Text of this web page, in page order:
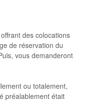
des colocations
de réservation du
vous demanderont
ou totalement,
préalablement était